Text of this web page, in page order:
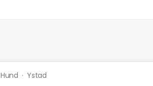
Hund ·Ystad